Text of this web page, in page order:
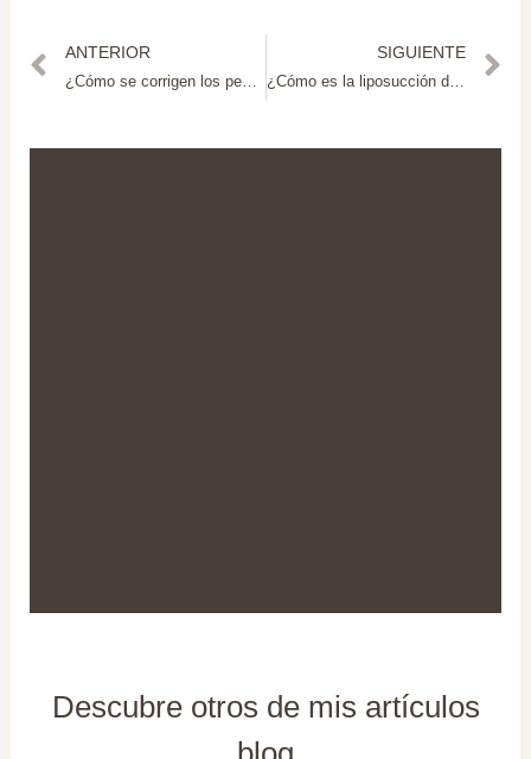
ANTERIOR
¿Cómo se corrigen los pezones invertidos?
SIGUIENTE
¿Cómo es la liposucción de papada?
Descubre otros de mis artículos